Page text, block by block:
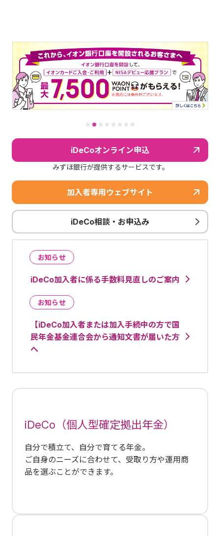
iDeCoオンライン申込
みずほ銀行が提供するサービスです。
加入者専用ウェブサイト
iDeCo相談・お申込み
お知らせ
iDeCo加入者に係る手数料見直しのご案内
お知らせ
【iDeCo加入者または加入手続中の方で国
民年金基金連合会から通知文書が届いた方
へ
iDeCo（個人型確定拠出年金）
自分で積立て、自分で育てる年金。
ご自身のニーズに合わせて、受取り方や運用商
品を選ぶことができます。